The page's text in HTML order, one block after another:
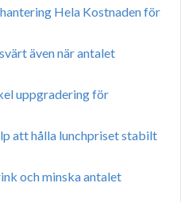
Hela Kostnaden för
även när antalet
uppgradering för
att hålla lunchpriset stabilt
och minska antalet